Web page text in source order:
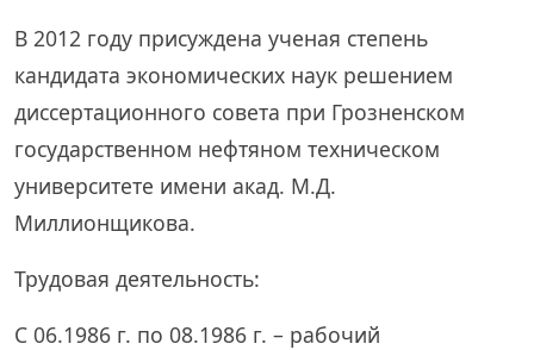
В 2012 году присуждена ученая степень
кандидата экономических наук решением
диссертационного совета при Грозненском
государственном нефтяном техническом
университете имени акад. М.Д.
Миллионщикова.
Трудовая деятельность:
С 06.1986 г. по 08.1986 г. – рабочий